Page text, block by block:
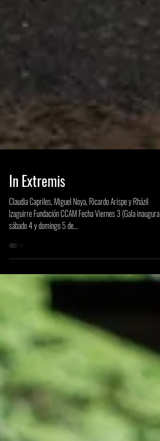
In Extremis
Claudia Capriles, Miguel Noya, Ricardo Arispe y Rházil
Izaguirre Fundación CCAM Fecha Viernes 3 (Gala inaugural),
sábado 4 y domingo 5 de...